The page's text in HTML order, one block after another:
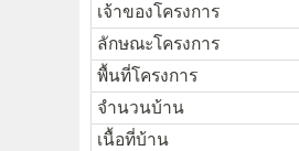
เจ้าของโครงการ
ลักษณะโครงการ
พื้นที่โครงการ
จำนวนบ้าน
เนื้อที่บ้าน